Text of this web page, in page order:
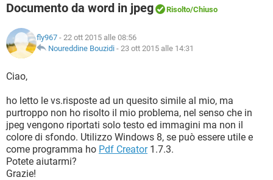
INSTAGRAM WHATSAPP
TIKTOK
HARDWARE
INSTAGRAM
TIKTOK
HARDWARE
COVID-19 GAMING
INTRATTENIMENTO
iOS WINDOWS 10
INSTAGRAM
HARDWARE
COVID-19
INTRATTENIMENTO
iOS
INSTAGRAM WHATSAPP
TIKTOK FACEBOOK
HARDWARE
GLOSSARIO
COVID-19
iOS WINDOWS 10
INSTAGRAM WHATSAPP
TIKTOK FACEBOOK
HARDWARE
Documento da word in jpeg Risolto/Chiuso
fly967 - 22 ott 2015 alle 08:56
Noureddine Bouzidi - 23 ott 2015 alle 14:31
Ciao,
ho letto le vs.risposte ad un quesito simile al mio, ma
purtroppo non ho risolto il mio problema, nel senso che in
jpeg vengono riportati solo testo ed immagini ma non il
colore di sfondo. Utilizzo Windows 8, se può essere utile e
come programma ho Pdf Creator1.7.3.
Potete aiutarmi?
Grazie!